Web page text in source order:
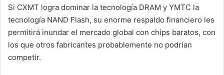
Si CXMT logra dominar la tecnología DRAM y YMTC la
tecnología NAND Flash, su enorme respaldo financiero les
permitirá inundar el mercado global con chips baratos, con
los que otros fabricantes probablemente no podrían
competir.